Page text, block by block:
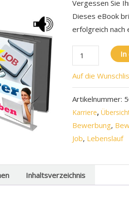
Vergessen Sie
Dieses eBook
erfolgreich nach
In
Auf die
Artikelnummer:
Karriere,
Bewerbung,
Job, Lebenslauf
Inhaltsverzeichnis